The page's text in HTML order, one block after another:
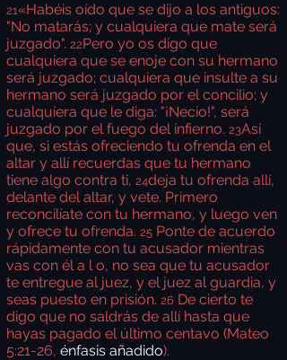
21«Habéis oído que se dijo a los antiguos:
"No matarás; y cualquiera que mate será
juzgado". 22Pero yo os digo que
cualquiera que se enoje con su hermano
será juzgado; cualquiera que insulte a su
hermano será juzgado por el concilio; y
cualquiera que le diga: "¡Necio!", será
juzgado por el fuego del infierno. 23Así
que, si estás ofreciendo tu ofrenda en el
altar y allí recuerdas que tu hermano
tiene algo contra ti, 24deja tu ofrenda allí,
delante del altar, y vete. Primero
reconcilíate con tu hermano, y luego ven
y ofrece tu ofrenda. 25 Ponte de acuerdo
rápidamente con tu acusador mientras
vas con él a l o, no sea que tu acusador
te entregue al juez, y el juez al guardia, y
seas puesto en prisión. 26 De cierto te
digo que no saldrás de allí hasta que
hayas pagado el último centavo (Mateo
5:21-26, énfasis añadido).